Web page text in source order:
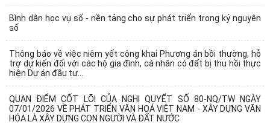
Bình dân học vụ số - nền tảng cho sự phát triển trong kỷ nguyên
số
Thông báo về việc niêm yết công khai Phương án bồi thường, hỗ
trợ dự kiến đối với các hộ gia đình, cá nhân có đất bị thu hồi thực
hiện Dự án đầu tư...
QUAN ĐIỂM CỐT LÕI CỦA NGHỊ QUYẾT SỐ 80-NQ/TW NGÀY
07/01/2026 VỀ PHÁT TRIỂN VĂN HOÁ VIỆT NAM - XÂY DỰNG VĂN
HÓA LÀ XÂY DỰNG CON NGƯỜI VÀ ĐẤT NƯỚC